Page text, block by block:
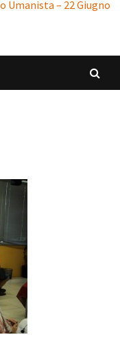
Umanista – 22 Giugno